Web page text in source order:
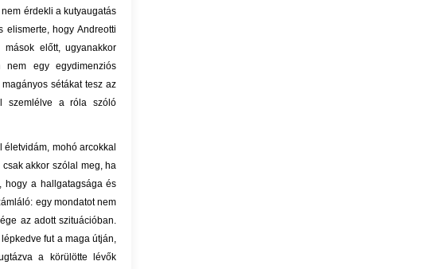
érdekli a kutyaugatás
hogy Andreotti
előtt, ugyanakkor
nem egy egydimenziós
sétákat tesz az
szemlélve a róla szóló
mohó arcokkal
akkor szólal meg, ha
hogy a hallgatagsága és
egy mondatot nem
az adott szituációban.
fut a maga útján,
a körülötte lévők